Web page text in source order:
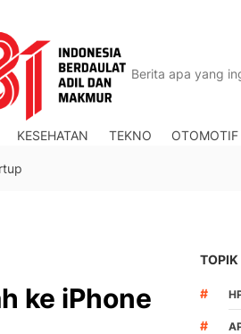
KESEHATAN TEKNO OTOMOTIF
ke iPhone
TOPIK
#
#